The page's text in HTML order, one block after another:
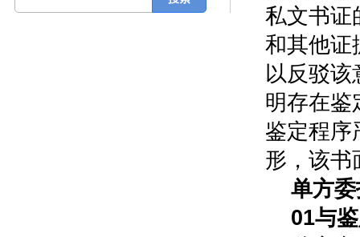
私文书证
和其他证
以反驳该
明存在鉴
鉴定程序
形，该书
单方
01与